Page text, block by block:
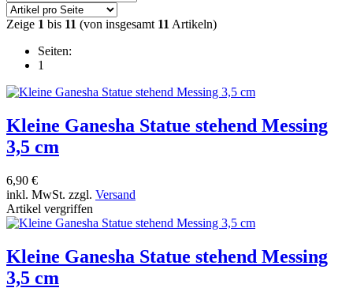
Zeige 1 bis 11 (von insgesamt 11Artikeln)
Seiten:
1
Kleine Ganesha Statue stehend Messing
3,5 cm
6,90 €
inkl. MwSt. zzgl. Versand
Artikel vergriffen
Kleine Ganesha Statue stehend Messing
3,5 cm